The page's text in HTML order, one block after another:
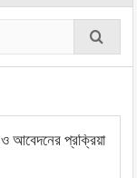
আবেদনের প্রক্রিয়া